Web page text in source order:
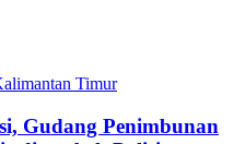
Timur
Gudang Penimbunan